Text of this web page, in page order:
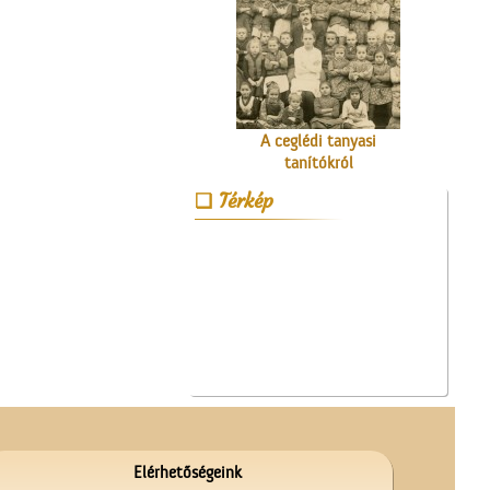
A ceglédi tanyasi
tanítókról
Főgimnáziumban
Térkép
Elérhetőségeink